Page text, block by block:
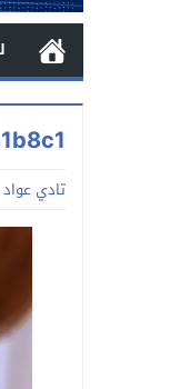
تادي عواد